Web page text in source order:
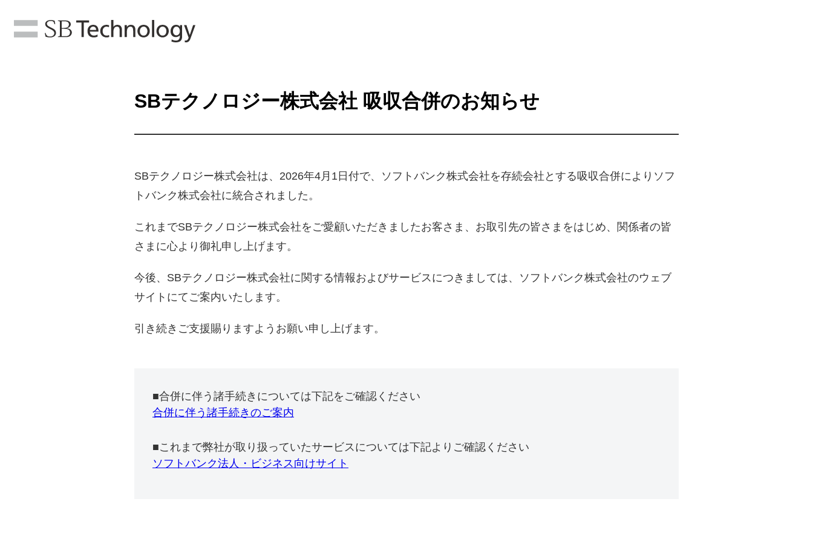
SBテクノロジー株式会社 吸収合併のお知らせ
SBテクノロジー株式会社は、2026年4月1日付で、ソフトバンク株式会社を存続会社とする吸収合併によりソフ
トバンク株式会社に統合されました。
これまでSBテクノロジー株式会社をご愛顧いただきましたお客さま、お取引先の皆さまをはじめ、関係者の皆
さまに心より御礼申し上げます。
今後、SBテクノロジー株式会社に関する情報およびサービスにつきましては、ソフトバンク株式会社のウェブ
サイトにてご案内いたします。
引き続きご支援賜りますようお願い申し上げます。
■合併に伴う諸手続きについては下記をご確認ください
合併に伴う諸手続きのご案内
■これまで弊社が取り扱っていたサービスについては下記よりご確認ください
ソフトバンク法人・ビジネス向けサイト